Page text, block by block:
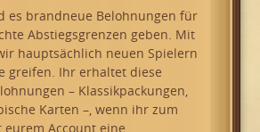
es brandneue Belohnungen für
Abstiegsgrenzen geben. Mit
hauptsächlich neuen Spielern
greifen. Ihr erhaltet diese
– Klassikpackungen,
Karten –, wenn ihr zum
Account eine